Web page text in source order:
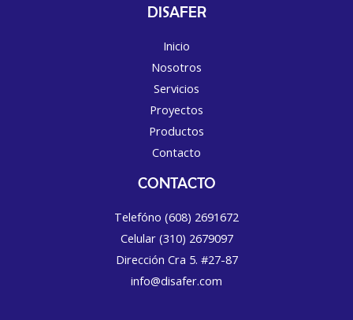
DISAFER
Inicio
Nosotros
Servicios
Proyectos
Productos
Contacto
CONTACTO
Telefóno (608) 2691672
Celular (310) 2679097
Dirección Cra 5. #27-87
info@disafer.com